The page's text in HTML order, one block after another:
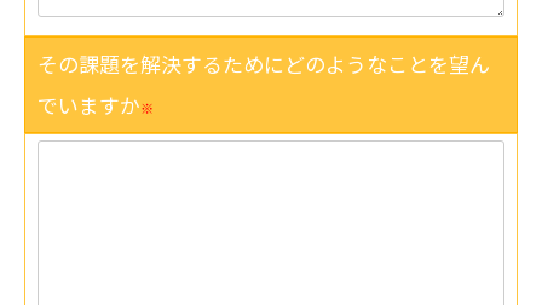
その課題を解決するためにどのようなことを望ん
でいますか※